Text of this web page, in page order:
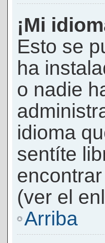
¡Mi
Esto se
ha
o nadie
idioma
sentíte
(ver el
Arriba